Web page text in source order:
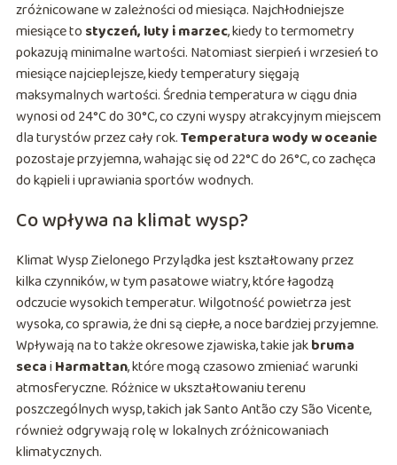
zróżnicowane w zależności od miesiąca. Najchłodniejsze
miesiące to styczeń, luty i marzec, kiedy to termometry
pokazują minimalne wartości. Natomiast sierpień i wrzesień to
miesiące najcieplejsze, kiedy temperatury sięgają
maksymalnych wartości. Średnia temperatura w ciągu dnia
wynosi od 24°C do 30°C, co czyni wyspy atrakcyjnym miejscem
dla turystów przez cały rok.Temperatura wody w oceanie
pozostaje przyjemna, wahając się od 22°C do 26°C, co zachęca
do kąpieli i uprawiania sportów wodnych.
Co wpływa na klimat wysp?
Klimat Wysp Zielonego Przylądka jest kształtowany przez
kilka czynników, w tym pasatowe wiatry, które łagodzą
odczucie wysokich temperatur. Wilgotność powietrza jest
wysoka, co sprawia, że dni są ciepłe, a noce bardziej przyjemne.
Wpływają na to także okresowe zjawiska, takie jakbruma
secai Harmattan, które mogą czasowo zmieniać warunki
atmosferyczne. Różnice w ukształtowaniu terenu
poszczególnych wysp, takich jak Santo Antão czy São Vicente,
również odgrywają rolę w lokalnych zróżnicowaniach
klimatycznych.